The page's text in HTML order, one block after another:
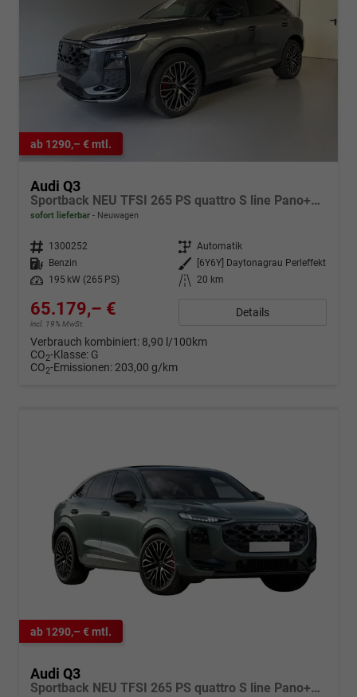
ab 1290,– € mtl.
Audi Q3
Sportback NEU TFSI 265 PS quattro S line Pano+TechPro+Matrix+AHK+HUD+Alu20+KlimaPlus+DCC+SONOS
sofort lieferbar Neuwagen
Fahrzeugnr. 1300252 Getriebe Automatik
Kraftstoff
Benzin Außenfarbe
[6Y6Y] Daytonagrau Perleffekt
Leistung
195 kW (265 PS) Kilometerstand 20 km
65.179,– €
incl. 19% MwSt.
Details
Verbrauch kombiniert: 8,90 l/100km
CO2-Klasse: G
CO2-Emissionen: 203,00 g/km
ab 1290,– € mtl.
Audi Q3
Sportback NEU TFSI 265 PS quattro S line Pano+TechPro+Matrix+AHK+HUD+Alu20+KlimaPlus+DCC+SONOS